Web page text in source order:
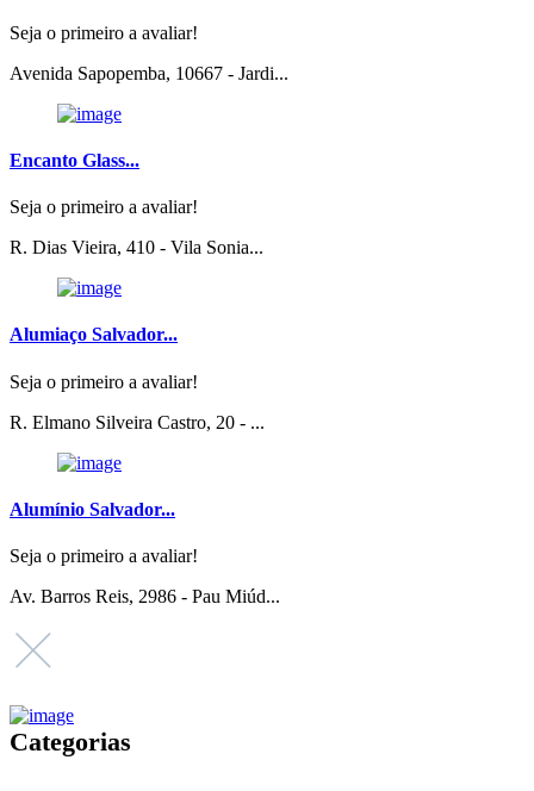
Seja o primeiro a avaliar!
Avenida Sapopemba, 10667 - Jardi...
Encanto Glass...
Seja o primeiro a avaliar!
R. Dias Vieira, 410 - Vila Sonia...
Alumiaço Salvador...
Seja o primeiro a avaliar!
R. Elmano Silveira Castro, 20 - ...
Alumínio Salvador...
Seja o primeiro a avaliar!
Av. Barros Reis, 2986 - Pau Miúd...
Categorias